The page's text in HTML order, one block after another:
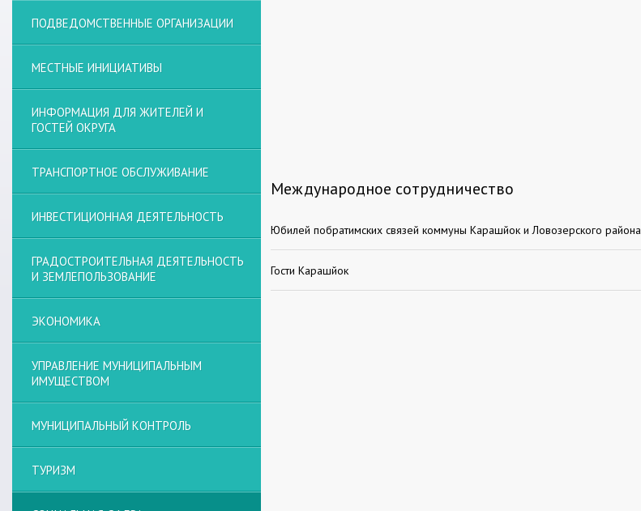
Международное сотрудничество
Юбилей побратимских связей коммуны Карашйок и Ловозерского района
Гости Карашйок
ПОДВЕДОМСТВЕННЫЕ ОРГАНИЗАЦИИ
МЕСТНЫЕ ИНИЦИАТИВЫ
ИНФОРМАЦИЯ ДЛЯ ЖИТЕЛЕЙ И
ГОСТЕЙ ОКРУГА
ТРАНСПОРТНОЕ ОБСЛУЖИВАНИЕ
ИНВЕСТИЦИОННАЯ ДЕЯТЕЛЬНОСТЬ
ГРАДОСТРОИТЕЛЬНАЯ ДЕЯТЕЛЬНОСТЬ
И ЗЕМЛЕПОЛЬЗОВАНИЕ
ЭКОНОМИКА
УПРАВЛЕНИЕ МУНИЦИПАЛЬНЫМ
ИМУЩЕСТВОМ
МУНИЦИПАЛЬНЫЙ КОНТРОЛЬ
ТУРИЗМ